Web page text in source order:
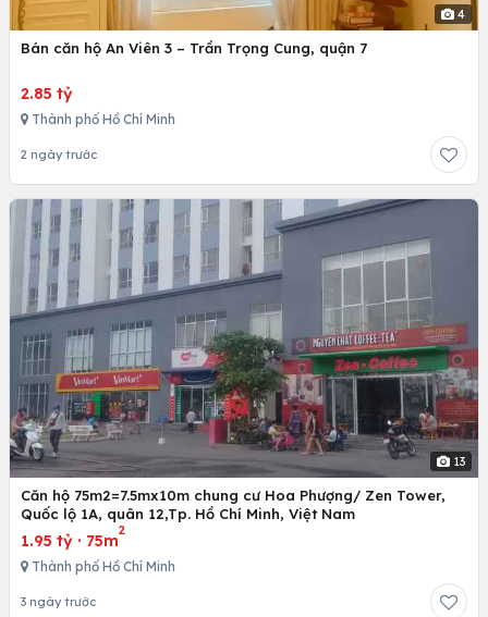
4
Bán căn hộ An Viên 3 – Trần Trọng Cung, quận 7
2.85 tỷ
Thành phố Hồ Chí Minh
2 ngày trước
13
Căn hộ 75m2=7.5mx10m chung cư Hoa Phượng/ Zen Tower,
Quốc lộ 1A, quân 12,Tp. Hồ Chí Minh, Việt Nam
1.95 tỷ · 75m
2
Thành phố Hồ Chí Minh
3 ngày trước